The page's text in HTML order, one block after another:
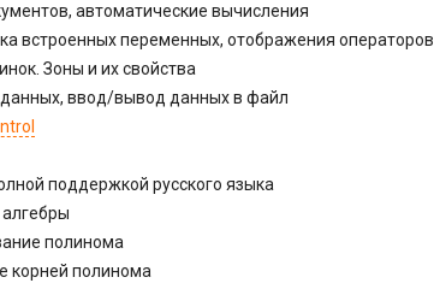
автоматические вычисления
встроенных переменных, отображения операторов
Зоны и их свойства
данных, ввод/вывод данных в файл
поддержкой русского языка
полинома
корней полинома